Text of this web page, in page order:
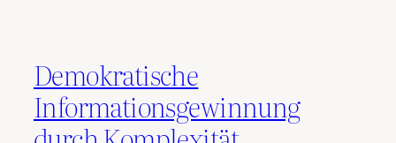
Demokratische
Informationsgewinnung